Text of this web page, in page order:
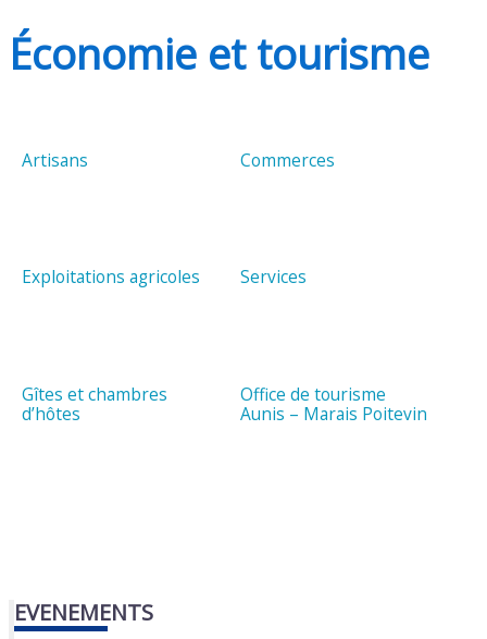
Économie et tourisme
Artisans Commerces
Exploitations agricoles Services
Gîtes et chambres
d’hôtes
Office de tourisme
Aunis – Marais Poitevin
EVENEMENTS